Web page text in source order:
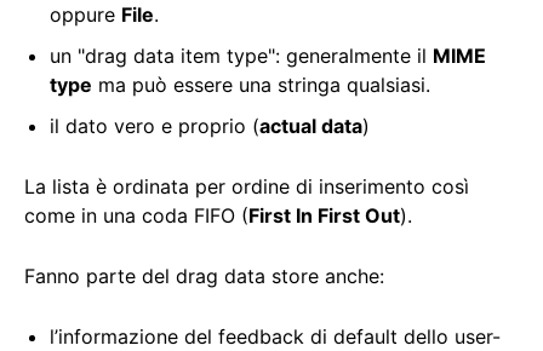
oppure File.
un "drag data item type": generalmente il MIME
type ma può essere una stringa qualsiasi.
il dato vero e proprio (actual data)
La lista è ordinata per ordine di inserimento così
come in una coda FIFO (First In First Out).
Fanno parte del drag data store anche:
l’informazione del feedback di default dello user-